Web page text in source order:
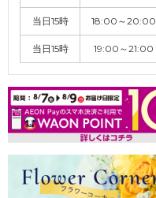
当日15時 18:00～20:00
当日15時 19:00～21:00